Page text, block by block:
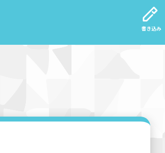
書き込み